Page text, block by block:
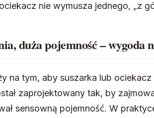
nie wymusza jednego, „z
duża pojemność – wygoda
na tym, aby suszarka lub ociekacz
zaprojektowany tak, by
sensowną pojemność. W